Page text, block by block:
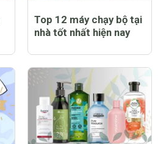
Top 12 máy chạy bộ tại
nhà tốt nhất hiện nay